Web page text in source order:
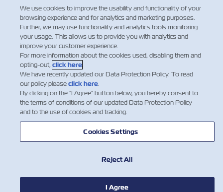
Rimani in contatto!
Seguici sui social media
A PROPOSITO DI ZIM
We use cookies to improve the usability and functionality of your
browsing experience and for analytics and marketing purposes.
Further, we may use functionality and analytics tools monitoring
your usage. This allows us to provide you with analytics and
improve your customer experience.
For more information about the cookies used, disabling them and
opting-out, click here.
We have recently updated our Data Protection Policy. To read
our policy pleaseclick here.
By clicking on the "I Agree" button below, you hereby consent to
the terms of conditions of our updated Data Protection Policy
and to the use of cookies and tracking.
Cookies Settings
Reject All
I Agree